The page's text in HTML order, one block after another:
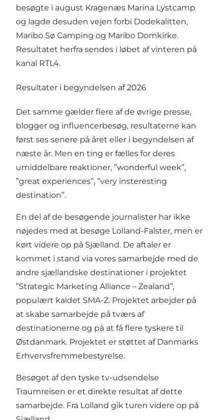
besøgte i august Kragenæs Marina Lystcamp
og lagde desuden vejen forbi Dodekalitten,
Maribo Sø Camping og Maribo Domkirke.
Resultatet herfra sendes i løbet af vinteren på
kanal RTL4.
Resultater i begyndelsen af 2026
Det samme gælder flere af de øvrige presse,
blogger og influencerbesøg, resultaterne kan
først ses senere på året eller i begyndelsen af
næste år. Men en ting er fælles for deres
umiddelbare reaktioner, ”wonderful week”,
”great experiences”, ”very insteresting
destination”.
En del af de besøgende journalister har ikke
nøjedes med at besøge Lolland-Falster, men er
kørt videre op på Sjælland. De aftaler er
kommet i stand via vores samarbejde med de
andre sjællandske destinationer i projektet
”Strategic Marketing Alliance – Zealand”,
populært kaldet SMA-Z. Projektet arbejder på
at skabe samarbejde på tværs af
destinationerne og på at få flere tyskere til
Østdanmark. Projektet er støttet af Danmarks
Erhvervsfremmebestyrelse.
Besøget af den tyske tv-udsendelse
Traumreisen er et direkte resultat af dette
samarbejde. Fra Lolland gik turen videre op på